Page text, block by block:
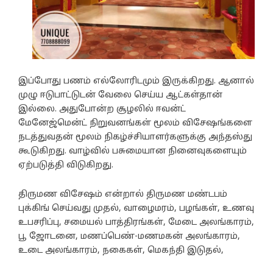
இப்போது பணம் எல்லோரிடமும் இருக்கிறது. ஆனால்
முழு ஈடுபாட்டுடன் வேலை செய்ய ஆட்கள்தான்
இல்லை. அதுபோன்ற சூழலில் ஈவன்ட்
மேனேஜ்மென்ட் நிறுவனங்கள் மூலம் விசேஷங்களை
நடத்துவதன் மூலம் நிகழ்ச்சியாளர்களுக்கு அந்தஸ்து
கூடுகிறது. வாழ்வில் பசுமையான நினைவுகளையும்
ஏற்படுத்தி விடுகிறது.
திருமண விசேஷம் என்றால் திருமண மண்டபம்
புக்கிங் செய்வது முதல், வாழைமரம், பழங்கள், உணவு
உபசரிப்பு, சமையல் பாத்திரங்கள், மேடை அலங்காரம்,
பூ ஜோடனை, மணப்பெண்-மணமகன் அலங்காரம்,
உடை அலங்காரம், நகைகள், மெகந்தி இடுதல்,